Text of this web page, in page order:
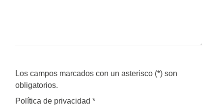
Los campos marcados con un asterisco (*) son
obligatorios.
Política de privacidad *